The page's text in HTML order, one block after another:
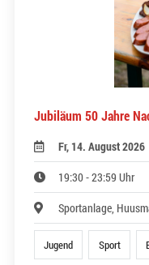
Jubiläum 50 Jahre
Fr, 14. August 2026
19:30 - 23:59 Uhr
Sportanlage,
Jugend Sport